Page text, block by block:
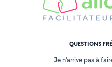
QUESTIONS
Je n'arrive pas à